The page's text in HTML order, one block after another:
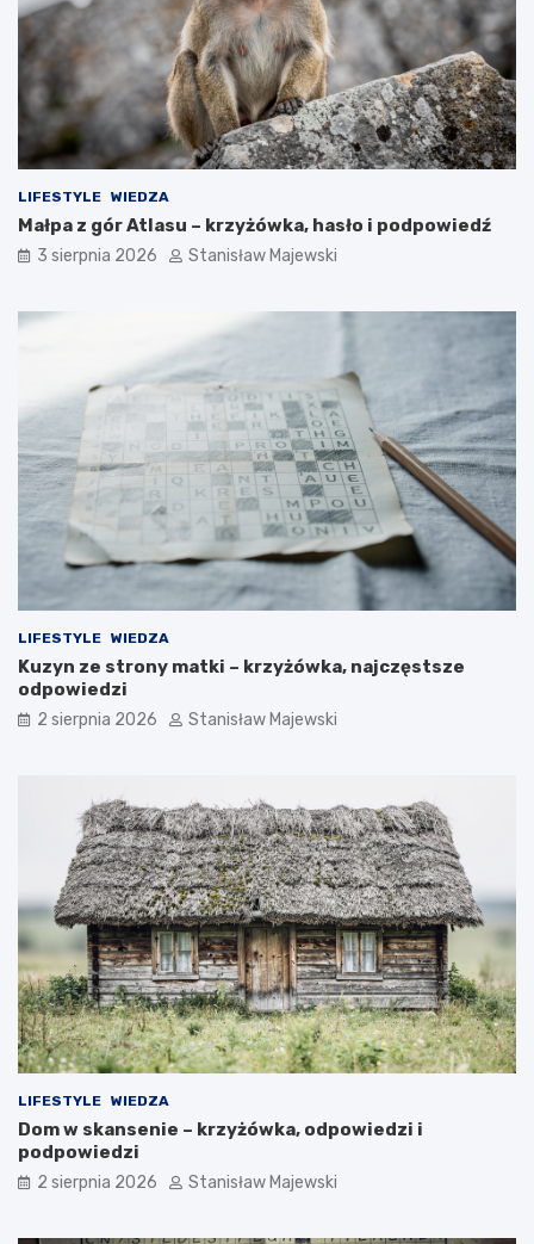
LIFESTYLE WIEDZA
Małpa z gór Atlasu – krzyżówka, hasło i podpowiedź
3 sierpnia 2026 Stanisław Majewski
LIFESTYLE WIEDZA
Kuzyn ze strony matki – krzyżówka, najczęstsze
odpowiedzi
2 sierpnia 2026 Stanisław Majewski
LIFESTYLE WIEDZA
Dom w skansenie – krzyżówka, odpowiedzi i
podpowiedzi
2 sierpnia 2026 Stanisław Majewski